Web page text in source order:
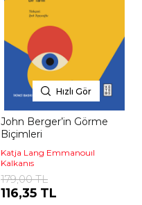
Hızlı Gör
John Berger’in Görme
Biçimleri
Katja Lang Emmanouıl
Kalkanıs
179,00 TL
116,35 TL